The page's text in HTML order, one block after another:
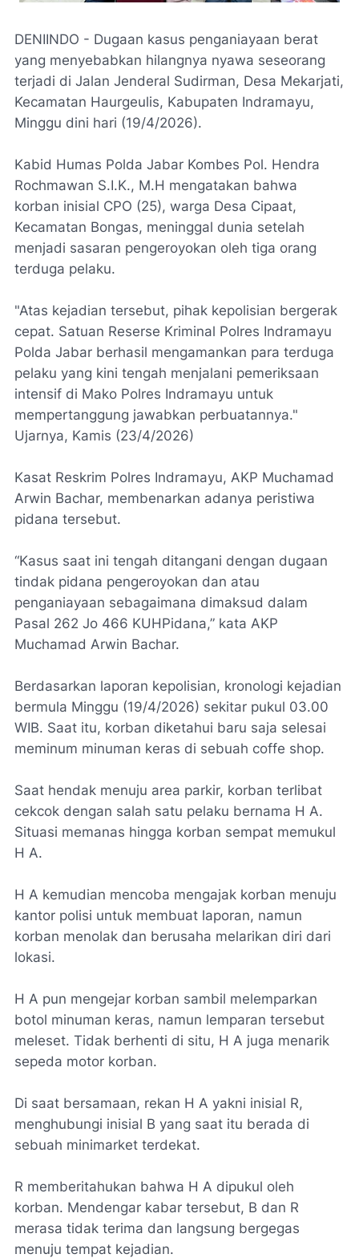
DENIINDO - ‎Dugaan kasus penganiayaan berat
yang menyebabkan hilangnya nyawa seseorang
terjadi di Jalan Jenderal Sudirman, Desa Mekarjati,
Kecamatan Haurgeulis, Kabupaten Indramayu,
Minggu dini hari (19/4/2026).
‎Kabid Humas Polda Jabar Kombes Pol. Hendra
Rochmawan S.I.K., M.H mengatakan bahwa
korban inisial CPO (25), warga Desa Cipaat,
Kecamatan Bongas, meninggal dunia setelah
menjadi sasaran pengeroyokan oleh tiga orang
terduga pelaku.
"‎Atas kejadian tersebut, pihak kepolisian bergerak
cepat. ‎Satuan Reserse Kriminal Polres Indramayu
Polda Jabar berhasil mengamankan para terduga
pelaku yang kini tengah menjalani pemeriksaan
intensif di Mako Polres Indramayu untuk
mempertanggung jawabkan perbuatannya."
Ujarnya, Kamis (23/4/2026)
‎Kasat Reskrim Polres Indramayu, AKP Muchamad
Arwin Bachar, membenarkan adanya peristiwa
pidana tersebut.
‎“Kasus saat ini tengah ditangani dengan dugaan
tindak pidana pengeroyokan dan atau
penganiayaan sebagaimana dimaksud dalam
Pasal 262 Jo 466 KUHPidana,” kata AKP
Muchamad Arwin Bachar.
‎Berdasarkan laporan kepolisian, kronologi kejadian
bermula Minggu (19/4/2026) sekitar pukul 03.00
WIB. Saat itu, korban diketahui baru saja selesai
meminum minuman keras di sebuah coffe shop.
‎Saat hendak menuju area parkir, korban terlibat
cekcok dengan salah satu pelaku bernama H A.
Situasi memanas hingga korban sempat memukul
H A.
‎H A kemudian mencoba mengajak korban menuju
kantor polisi untuk membuat laporan, namun
korban menolak dan berusaha melarikan diri dari
lokasi.
‎H A pun mengejar korban sambil melemparkan
botol minuman keras, namun lemparan tersebut
meleset. Tidak berhenti di situ, H A juga menarik
sepeda motor korban.
‎Di saat bersamaan, rekan H A yakni inisial R,
menghubungi inisial B yang saat itu berada di
sebuah minimarket terdekat.
‎R memberitahukan bahwa H A dipukul oleh
korban. Mendengar kabar tersebut, B dan R
merasa tidak terima dan langsung bergegas
menuju tempat kejadian.